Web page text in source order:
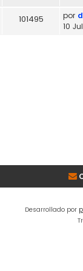
101495 por
10
Desarrollado por